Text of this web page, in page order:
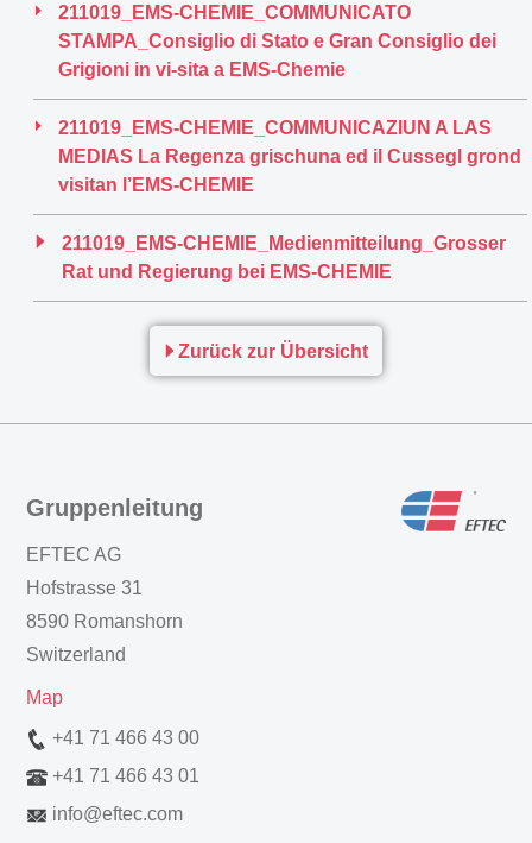
211019_EMS-CHEMIE_COMMUNICATO
STAMPA_Consiglio di Stato e Gran Consiglio dei
Grigioni in vi-sita a EMS-Chemie
211019_EMS-CHEMIE_COMMUNICAZIUN A LAS
MEDIAS La Regenza grischuna ed il Cussegl grond
visitan l’EMS-CHEMIE
211019_EMS-CHEMIE_Medienmitteilung_Grosser
Rat und Regierung bei EMS-CHEMIE
Zurück zur Übersicht
Gruppenleitung
EFTEC AG
Hofstrasse 31
8590 Romanshorn
Switzerland
Map
+41 71 466 43 00
+41 71 466 43 01
info@eftec.com